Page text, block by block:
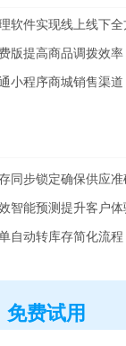
软件实现线上线下全
版提高商品调拨效率
小程序商城销售渠道
同步锁定确保供应准
智能预测提升客户体
自动转库存简化流程
免费试用